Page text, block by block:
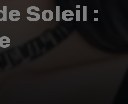
Soleil :